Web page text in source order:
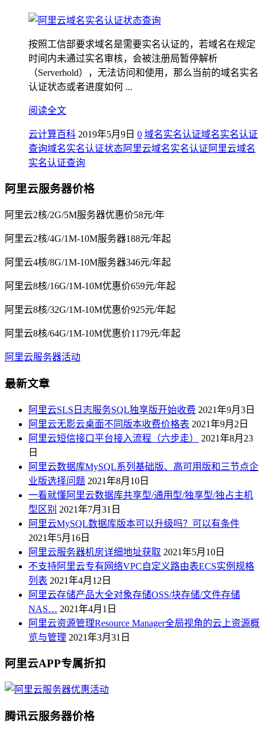
按照工信部要求域名是需要实名认证的，若域名在规定
时间内未通过实名审核，会被注册局暂停解析
（Serverhold），无法访问和使用，那么当前的域名实名
认证状态或者进度如何 ...
阅读全文
云计算百科 2019年5月9日 0 域名实名认证域名实名认证
查询域名实名认证状态阿里云域名实名认证 阿里云域名
实名认证查询
阿里云服务器价格
阿里云2核/2G/5M服务器优惠价58元/年
阿里云2核/4G/1M-10M服务器188元/年起
阿里云4核/8G/1M-10M服务器346元/年起
阿里云8核/16G/1M-10M优惠价659元/年起
阿里云8核/32G/1M-10M优惠价925元/年起
阿里云8核/64G/1M-10M优惠价1179元/年起
阿里云服务器活动
最新文章
阿里云SLS日志服务SQL独享版开始收费 2021年9月3日
阿里云无影云桌面不同版本收费价格表 2021年9月2日
阿里云短信接口平台接入流程（六步走）
2021年8月23
日
阿里云数据库MySQL系列基础版、高可用版和三节点企
业版选择问题 2021年8月10日
一看就懂阿里云数据库共享型/通用型/独享型/独占主机
型区别 2021年7月31日
阿里云MySQL数据库版本可以升级吗？可以有条件
2021年5月16日
阿里云服务器机房详细地址获取 2021年5月10日
不支持阿里云专有网络VPC自定义路由表ECS实例规格
列表 2021年4月12日
阿里云存储产品大全对象存储OSS/块存储/文件存储
NAS… 2021年4月1日
阿里云资源管理Resource Manager全局视角的云上资源概
览与管理 2021年3月31日
阿里云APP专属折扣
腾讯云服务器价格